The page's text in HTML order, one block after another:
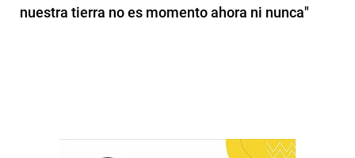
nuestra tierra no es momento ahora ni nunca"